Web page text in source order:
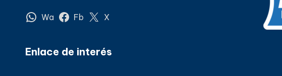
Wa Fb X
Enlace de interés